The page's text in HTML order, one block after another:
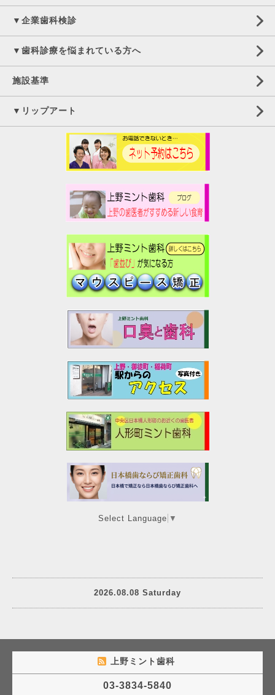
▼企業歯科検診
▼歯科診療を悩まれている方へ
施設基準
▼リップアート
Select Language ▼
2026.08.08 Saturday
上野ミント歯科
03-3834-5840